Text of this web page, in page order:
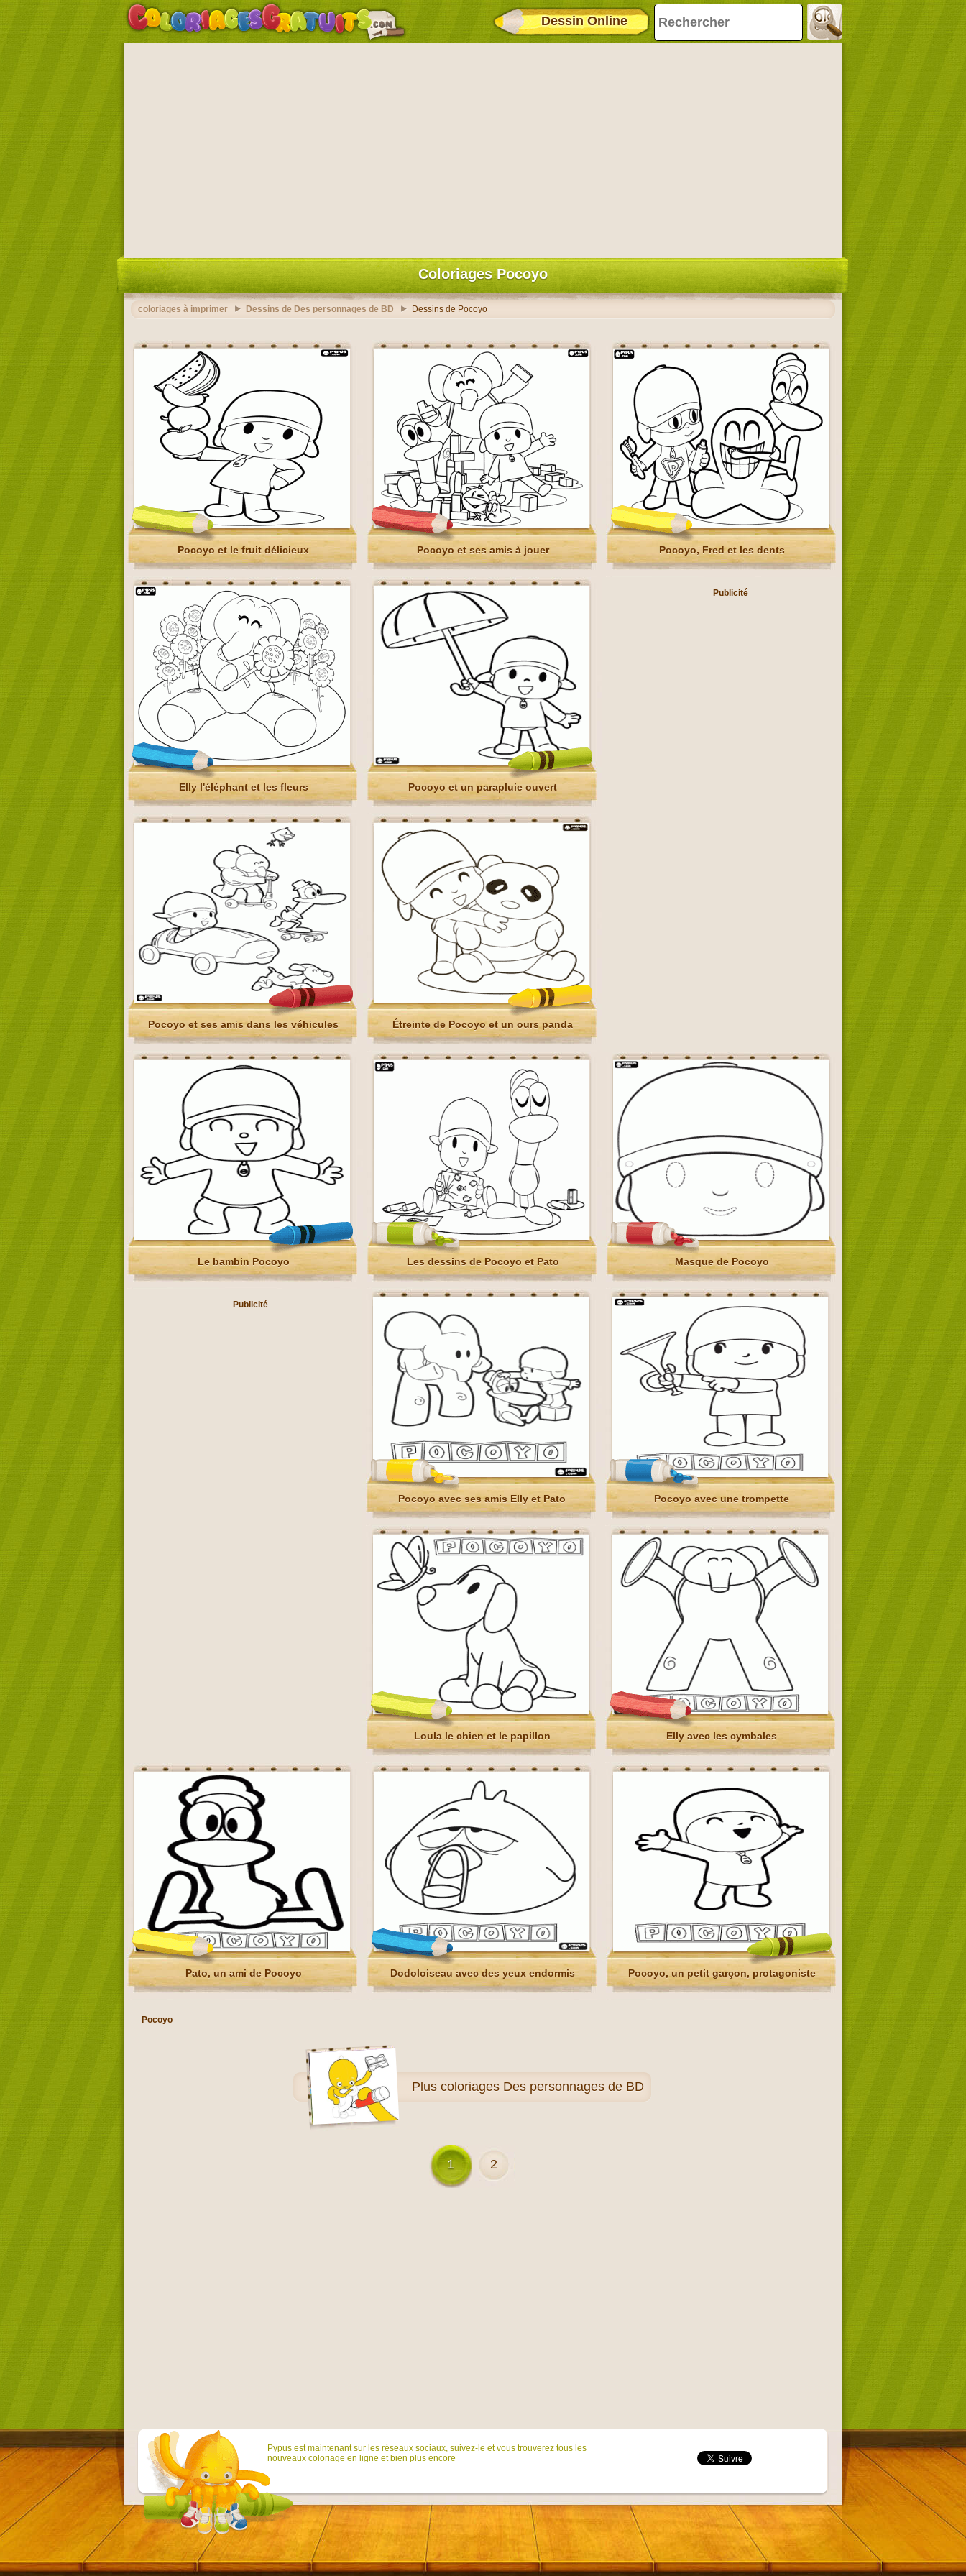
Dessin Online
Coloriages Pocoyo
coloriages à imprimer Dessins de Des personnages de BD Dessins de Pocoyo
Pocoyo et le fruit délicieux Pocoyo et ses amis à jouer Pocoyo, Fred et les dents
Elly l'éléphant et les fleurs Pocoyo et un parapluie ouvert
Publicité
Pocoyo et ses amis dans les véhicules Étreinte de Pocoyo et un ours panda
Le bambin Pocoyo Les dessins de Pocoyo et Pato Masque de Pocoyo
Publicité
Pocoyo avec ses amis Elly et Pato Pocoyo avec une trompette
Loula le chien et le papillon Elly avec les cymbales
Pato, un ami de Pocoyo Dodoloiseau avec des yeux endormis Pocoyo, un petit garçon, protagoniste
Pocoyo
Plus coloriages Des personnages de BD
1 2
Pypus est maintenant sur ​​les réseaux sociaux, suivez-le et vous trouverez tous les
nouveaux coloriage en ligne et bien plus encore